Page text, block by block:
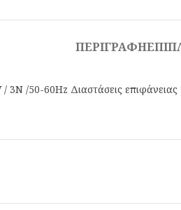
ΠΕΡΙΓΡΑΦΉ
3N /50-60Hz Διαστάσεις